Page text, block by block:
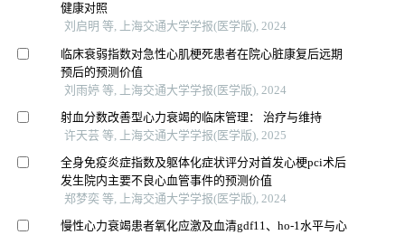
健康对照
刘启明 等, 上海交通大学学报(医学版), 2024
临床衰弱指数对急性心肌梗死患者在院心脏康复后远期
预后的预测价值
刘雨婷 等, 上海交通大学学报(医学版), 2024
射血分数改善型心力衰竭的临床管理： 治疗与维持
许天芸 等, 上海交通大学学报(医学版), 2025
全身免疫炎症指数及躯体化症状评分对首发心梗pci术后
发生院内主要不良心血管事件的预测价值
郑梦奕 等, 上海交通大学学报(医学版), 2024
慢性心力衰竭患者氧化应激及血清gdf11、ho-1水平与心